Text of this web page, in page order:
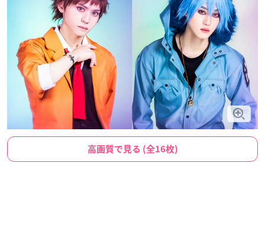
高画質で見る (全16枚)